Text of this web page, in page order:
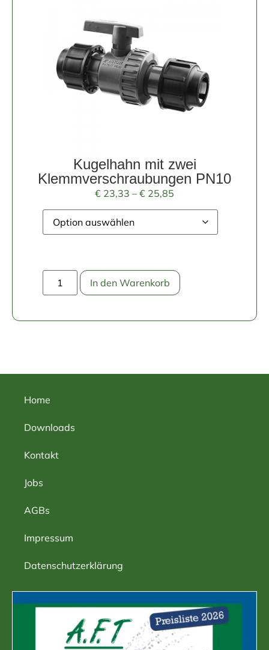
Kugelhahn mit zwei
Klemmverschraubungen PN10
€ 23,33 – € 25,85
In den Warenkorb
Home
Downloads
Kontakt
Jobs
AGBs
Impressum
Datenschutzerklärung